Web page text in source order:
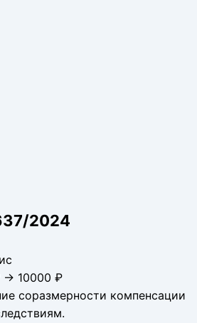
2024
→ 10000 ₽
соразмерности компенсации